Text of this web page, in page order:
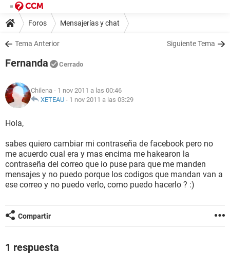
Foros Mensajerías y chat
Tema Anterior Siguiente Tema
Fernanda Cerrado
Chilena - 1 nov 2011 a las 00:46
XETEAU - 1 nov 2011 a las 03:29
Hola,
sabes quiero cambiar mi contraseña de facebook pero no
me acuerdo cual era y mas encima me hakearon la
contraseña del correo que io puse para que me manden
mensajes y no puedo porque los codigos que mandan van a
ese correo y no puedo verlo, como puedo hacerlo ? :)
Compartir
1 respuesta